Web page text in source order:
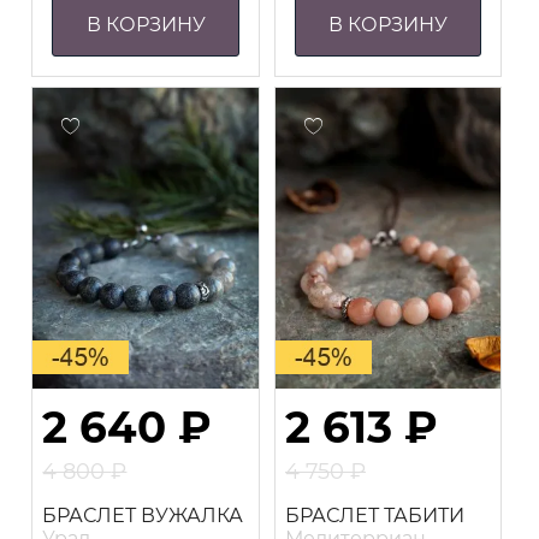
В КОРЗИНУ В КОРЗИНУ
4 800₽
цена
2 640 ₽
цена:
БРАСЛЕТ ВУЖАЛКА
4 750₽
цена
2 613 ₽
цена:
БРАСЛЕТ ТАБИТИ